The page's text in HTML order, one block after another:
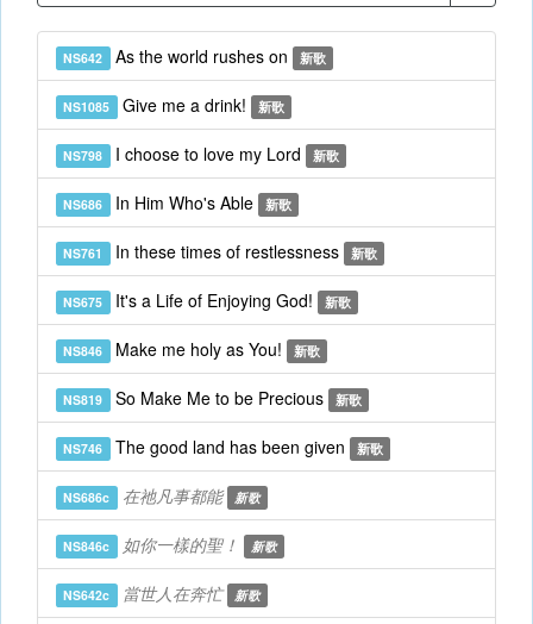
NS642 As the world rushes on 新歌
NS1085 Give me a drink! 新歌
NS798 I choose to love my Lord 新歌
NS686 In Him Who's Able 新歌
NS761 In these times of restlessness 新歌
NS675 It's a Life of Enjoying God! 新歌
NS846 Make me holy as You! 新歌
NS819 So Make Me to be Precious 新歌
NS746 The good land has been given 新歌
NS686c 在祂凡事都能 新歌
NS846c 如你一樣的聖！ 新歌
NS642c 當世人在奔忙 新歌